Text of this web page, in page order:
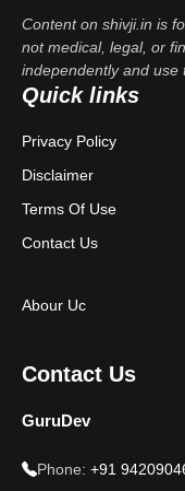
Content on shivji.in is
not medical, legal, or
independently and use
Quick links
Privacy Policy
Disclaimer
Terms Of Use
Contact Us
Abour Uc
Contact Us
GuruDev
Phone: +91